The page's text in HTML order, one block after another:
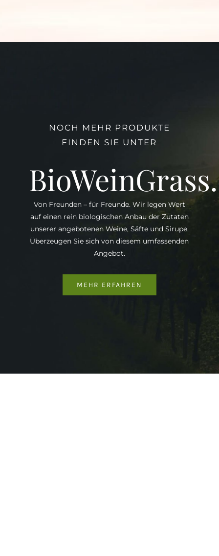
NOCH MEHR PRODUKTE
FINDEN SIE UNTER
Von Freunden – für Freunde. Wir legen Wert
auf einen rein biologischen Anbau der Zutaten
unserer angebotenen Weine, Säfte und Sirupe.
Überzeugen Sie sich von diesem umfassenden
Angebot.
MEHR ERFAHREN